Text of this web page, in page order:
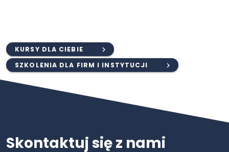
KURSY DLA CIEBIE
SZKOLENIA DLA FIRM I INSTYTUCJI
Skontaktuj się z nami